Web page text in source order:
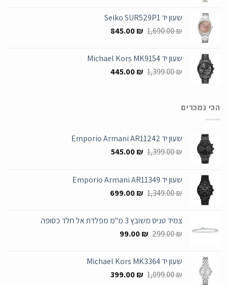
1,749.00 ₪.
990.00 ₪.
שעון יד Seiko SUR529P1
1,690.00₪
המחיר
1,690.00 ₪.
845.00₪
המחיר
845.00 ₪.
שעון יד Michael Kors MK9154
1,399.00₪
המחיר
445.00₪
המחיר
הכי נמכרים
שעון יד Emporio Armani AR11242
1,399.00₪
המחיר
1,399.00 ₪.
545.00₪
המחיר
545.00 ₪.
שעון יד Emporio Armani AR11349
1,349.00₪
המחיר
1,349.00 ₪.
699.00₪
המחיר
699.00 ₪.
צמיד טניס משובץ 3 מ"מ מפלדת אל חלד כסופה
299.00₪
המחיר
299.00 ₪.
99.00₪
המחיר
99.00 ₪.
שעון יד Michael Kors MK3364
1,099.00₪
המחיר
399.00₪
המחיר